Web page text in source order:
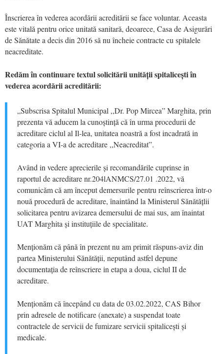
Înscrierea în vederea acordării acreditării se face voluntar. Aceasta
este vitală pentru orice unitată sanitară, deoarece, Casa de Asigurări
de Sănătate a decis din 2016 să nu încheie contracte cu spitalele
neacreditate.
Redăm în continuare textul solicitării unității spitalicești în
vederea acordării acreditării:
„Subscrisa Spitalul Municipal ,,Dr. Pop Mircea” Marghita, prin
prezenta vă aducem la cunoștință că în urma procedurii de
acreditare ciclul al Il-lea, unitatea noastră a fost incadrată in
categoria a VI-a de acreditare ,,Neacreditat”.
Având in vedere aprecierile și recomandările cuprinse in
raportul de acreditare nr.204lANMCS/27.01 .2022, vă
comunicăm că am început demersurile pentru reînscrierea într-o
nouă procedură de acreditare, înaintând la Ministerul Sănătățlii
solicitarea pentru avizarea demersului de mai sus, am înaintat
UAT Marghita și instituțiile de specialitate.
Menționăm că până în prezent nu am primit răspuns-aviz din
partea Ministerului Sănătății, neputând astfel depune
documentația de reînscriere in etapa a doua, ciclul II de
acreditare.
Menționăm că începând cu data de 03.02.2022, CAS Bihor
prin adresele de notificare (anexate) a suspendat toate
contractele de servicii de fumizare servicii spitalicești și
medicale.